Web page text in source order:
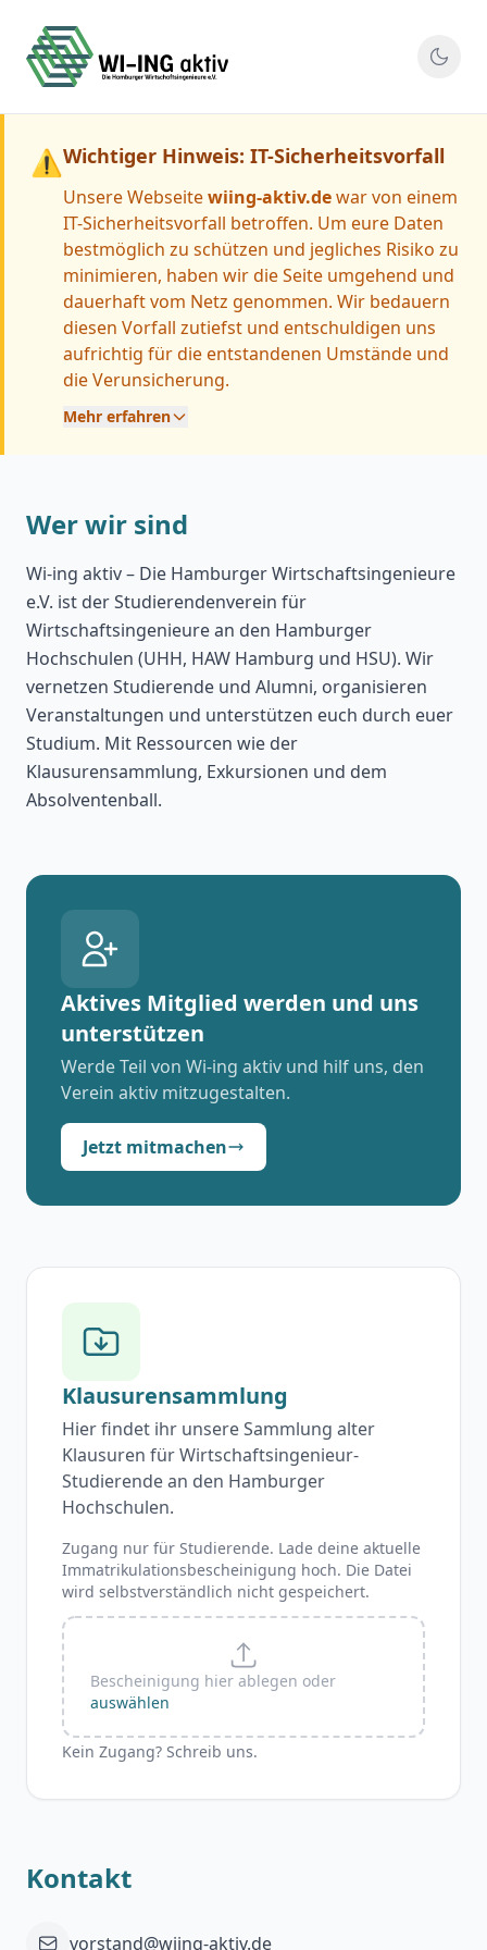
⚠Wichtiger Hinweis: IT-Sicherheitsvorfall
Unsere Webseitewiing-aktiv.dewar von einem
IT-Sicherheitsvorfall betroffen. Um eure Daten
bestmöglich zu schützen und jegliches Risiko zu
minimieren, haben wir die Seite umgehend und
dauerhaft vom Netz genommen. Wir bedauern
diesen Vorfall zutiefst und entschuldigen uns
aufrichtig für die entstandenen Umstände und
die Verunsicherung.
Mehr erfahren
Wer wir sind
Wi-ing aktiv – Die Hamburger Wirtschaftsingenieure
e.V. ist der Studierendenverein für
Wirtschaftsingenieure an den Hamburger
Hochschulen (UHH, HAW Hamburg und HSU). Wir
vernetzen Studierende und Alumni, organisieren
Veranstaltungen und unterstützen euch durch euer
Studium. Mit Ressourcen wie der
Klausurensammlung, Exkursionen und dem
Absolventenball.
Aktives Mitglied werden und uns
unterstützen
Werde Teil von Wi-ing aktiv und hilf uns, den
Verein aktiv mitzugestalten.
Jetzt mitmachen
Klausurensammlung
Hier findet ihr unsere Sammlung alter
Klausuren für Wirtschaftsingenieur-
Studierende an den Hamburger
Hochschulen.
Zugang nur für Studierende. Lade deine aktuelle
Immatrikulationsbescheinigung hoch. Die Datei
wird selbstverständlich nicht gespeichert.
Bescheinigung hier ablegen oder
auswählen
Kein Zugang? Schreib uns.
Kontakt
vorstand@wiing-aktiv.de